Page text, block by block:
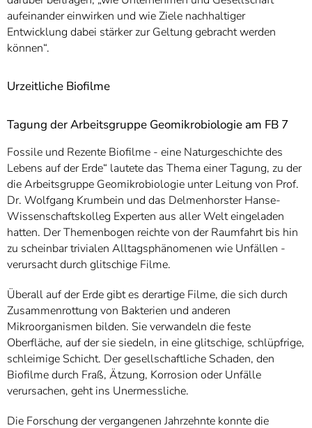
aufeinander einwirken und wie Ziele nachhaltiger
Entwicklung dabei stärker zur Geltung gebracht werden
können“.
Urzeitliche Biofilme
Tagung der Arbeitsgruppe Geomikrobiologie am FB 7
Fossile und Rezente Biofilme - eine Naturgeschichte des
Lebens auf der Erde“ lautete das Thema einer Tagung, zu der
die Arbeitsgruppe Geomikrobiologie unter Leitung von Prof.
Dr. Wolfgang Krumbein und das Delmenhorster Hanse-
Wissenschaftskolleg Experten aus aller Welt eingeladen
hatten. Der Themenbogen reichte von der Raumfahrt bis hin
zu scheinbar trivialen Alltagsphänomenen wie Unfällen -
verursacht durch glitschige Filme.
Überall auf der Erde gibt es derartige Filme, die sich durch
Zusammenrottung von Bakterien und anderen
Mikroorganismen bilden. Sie verwandeln die feste
Oberfläche, auf der sie siedeln, in eine glitschige, schlüpfrige,
schleimige Schicht. Der gesellschaftliche Schaden, den
Biofilme durch Fraß, Ätzung, Korrosion oder Unfälle
verursachen, geht ins Unermessliche.
Die Forschung der vergangenen Jahrzehnte konnte die